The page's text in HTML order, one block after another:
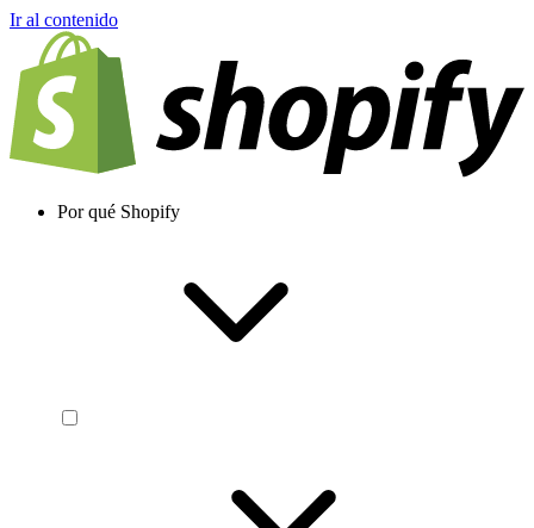
Ir al contenido
Por qué Shopify